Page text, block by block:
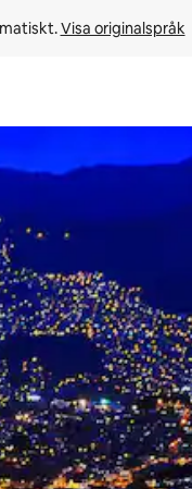
Visa originalspråk
att trycka eller svepa.